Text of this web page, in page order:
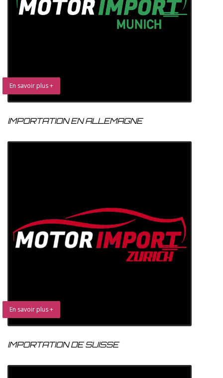
En savoir plus +
IMPORTATION EN ALLEMAGNE
En savoir plus +
IMPORTATION DE SUISSE